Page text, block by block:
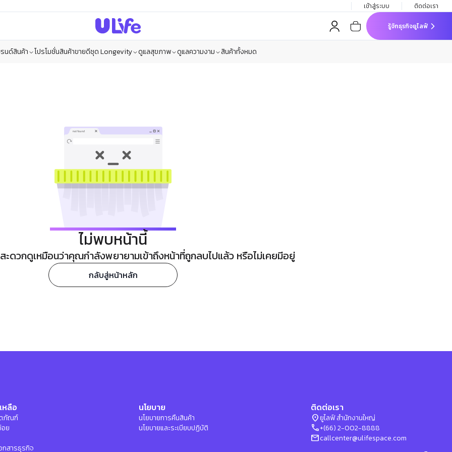
เข้าสู่ระบบ ติดต่อเรา
รู้จักธุรกิจยูไลฟ์
นด์สินค้า โปรโมชั่นสินค้าขายดีชุด Longevity ดูแลสุขภาพ ดูแลความงาม สินค้าทั้งหมด
ไม่พบหน้านี้
ะดวกดูเหมือนว่าคุณกำลังพยายามเข้าถึงหน้าที่ถูกลบไปแล้ว หรือไม่เคยมีอยู่
กลับสู่หน้าหลัก
หลือ
ภัณฑ์
ย
กสารธุรกิจ
นโยบาย
นโยบายการคืนสินค้า
นโยบายและระเบียบปฏิบัติ
ติดต่อเรา
location_onยูไลฟ์ สำนักงานใหญ่
phone+(66) 2-002-8888
mailcallcenter@ulifespace.com